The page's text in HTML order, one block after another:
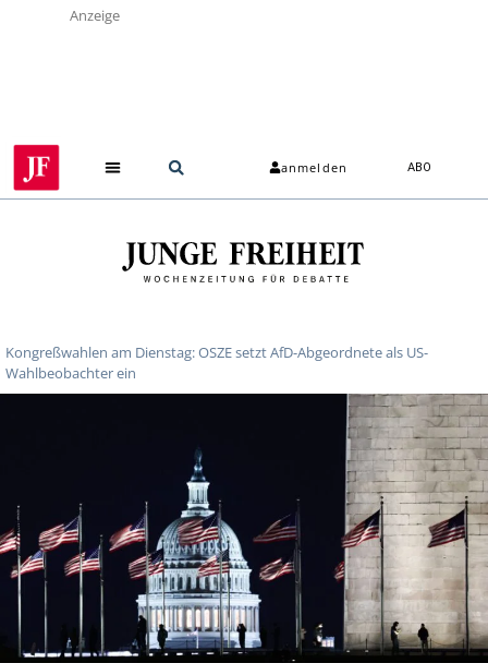
Anzeige
anmelden ABO
Kongreßwahlen am Dienstag: OSZE setzt AfD-Abgeordnete als US-
Wahlbeobachter ein